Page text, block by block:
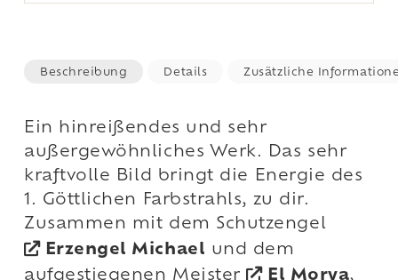
Beschreibung Details Zusätzliche
Ein hinreißendes und sehr
außergewöhnliches Werk. Das sehr
kraftvolle Bild bringt die Energie des
1. Göttlichen Farbstrahls, zu dir.
Zusammen mit dem Schutzengel
Erzengel Michael und dem
aufgestiegenen Meister
El Morya,